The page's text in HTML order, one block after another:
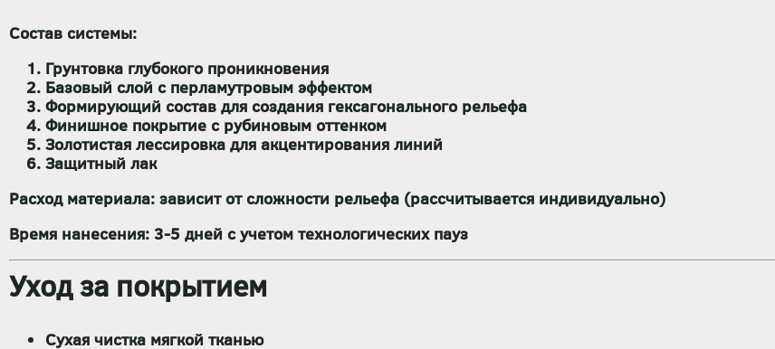
Состав системы:
Грунтовка глубокого проникновения
Базовый слой с перламутровым эффектом
Формирующий состав для создания гексагонального рельефа
Финишное покрытие с рубиновым оттенком
Золотистая лессировка для акцентирования линий
Защитный лак
Расход материала: зависит от сложности рельефа (рассчитывается индивидуально)
Время нанесения: 3-5 дней с учетом технологических пауз
Уход за покрытием
Сухая чистка мягкой тканью